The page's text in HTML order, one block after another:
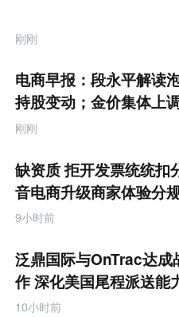
刚刚
电商早报：段永平解读
持股变动；金价集体上
推出全球三日达跨境物流
刚刚
缺资质 拒开发票统统扣
音电商升级商家体验分
9小时前
泛鼎国际与OnTrac达成
作 深化美国尾程派送能
10小时前